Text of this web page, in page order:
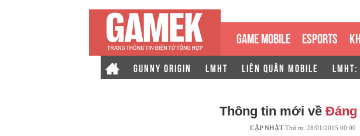
GAME MOBILE ESPORTS
GUNNY ORIGIN LMHT LIÊN QUÂN MOBILE LMHT:
Thông tin mới về Đáng
CẬP NHẬTThứ tư, 28/01/2015 00:00